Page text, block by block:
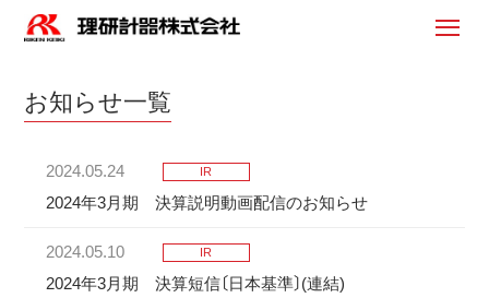
お知らせ一覧
2024.05.24 IR
2024年3月期 決算説明動画配信のお知らせ
2024.05.10 IR
2024年3月期 決算短信〔日本基準〕(連結)